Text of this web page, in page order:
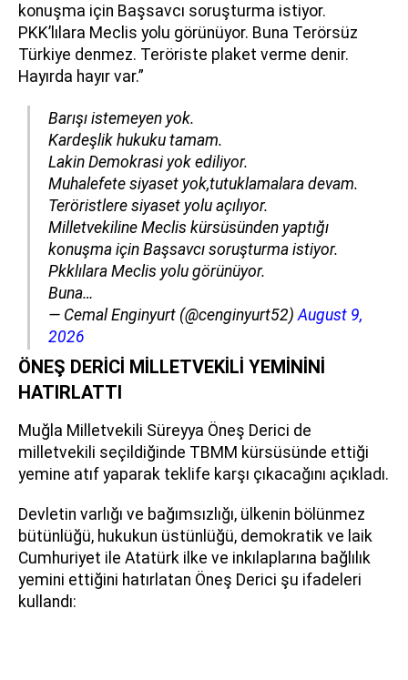
konuşma için Başsavcı soruşturma istiyor.
PKK’lılara Meclis yolu görünüyor. Buna Terörsüz
Türkiye denmez. Teröriste plaket verme denir.
Hayırda hayır var.”
Barışı istemeyen yok.
Kardeşlik hukuku tamam.
Lakin Demokrasi yok ediliyor.
Muhalefete siyaset yok,tutuklamalara devam.
Teröristlere siyaset yolu açılıyor.
Milletvekiline Meclis kürsüsünden yaptığı
konuşma için Başsavcı soruşturma istiyor.
Pkklılara Meclis yolu görünüyor.
Buna…
— Cemal Enginyurt (@cenginyurt52) August 9,
2026
ÖNEŞ DERİCİ MİLLETVEKİLİ YEMİNİNİ
HATIRLATTI
Muğla Milletvekili Süreyya Öneş Derici de
milletvekili seçildiğinde TBMM kürsüsünde ettiği
yemine atıf yaparak teklife karşı çıkacağını açıkladı.
Devletin varlığı ve bağımsızlığı, ülkenin bölünmez
bütünlüğü, hukukun üstünlüğü, demokratik ve laik
Cumhuriyet ile Atatürk ilke ve inkılaplarına bağlılık
yemini ettiğini hatırlatan Öneş Derici şu ifadeleri
kullandı: